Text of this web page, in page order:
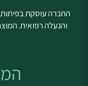
החברה עוסקת